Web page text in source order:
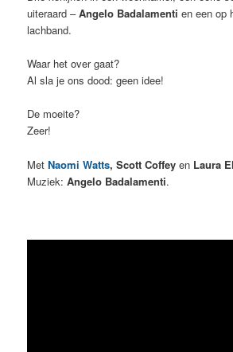
uiteraard –Angelo Badalamenti en een op
lachband.
Waar het over gaat?
Al sla je ons dood: geen idee!
De moeite?
Zeer!
MetNaomi Watts, Scott Coffey en Laura
Muziek:Angelo Badalamenti.